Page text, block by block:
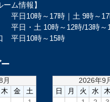
ーム情報】
日10時～17時｜土 9時～
日・土 10時～12時/13時～
平日10時～15時